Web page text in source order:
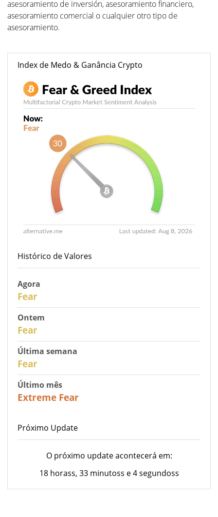
asesoramiento de inversión, asesoramiento financiero,
asesoramiento comercial o cualquier otro tipo de
asesoramiento.
Index de Medo & Ganância Crypto
Histórico de Valores
Agora
Fear
Ontem
Fear
Última semana
Fear
Último mês
Extreme Fear
Próximo Update
O próximo update acontecerá em:
18 horass, 33 minutoss e 4 segundoss